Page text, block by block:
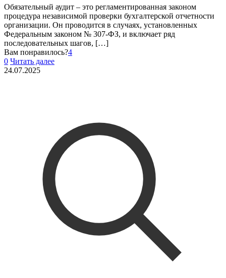
Обязательный аудит – это регламентированная законом
процедура независимой проверки бухгалтерской отчетности
организации. Он проводится в случаях, установленных
Федеральным законом № 307-ФЗ, и включает ряд
последовательных шагов, […]
Вам понравилось?4
0 Читать далее
24.07.2025